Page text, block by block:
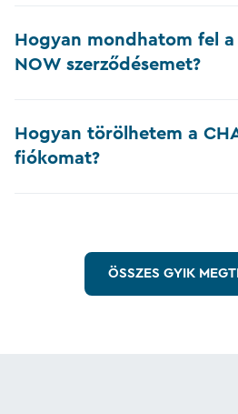
Hogyan mondhatom fel a
NOW szerződésemet?
Hogyan törölhetem a
fiókomat?
ÖSSZES GYIK